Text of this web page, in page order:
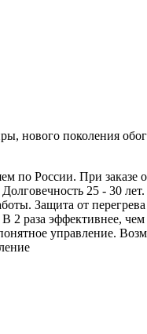
нового поколения
России. При заказе
25 - 30
Защита от
раза эффективнее,
управление.